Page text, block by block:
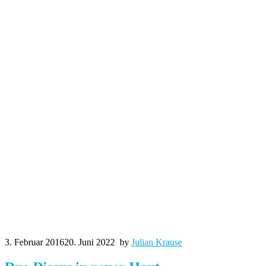
3. Februar 201620. Juni 2022 by Julian Krause